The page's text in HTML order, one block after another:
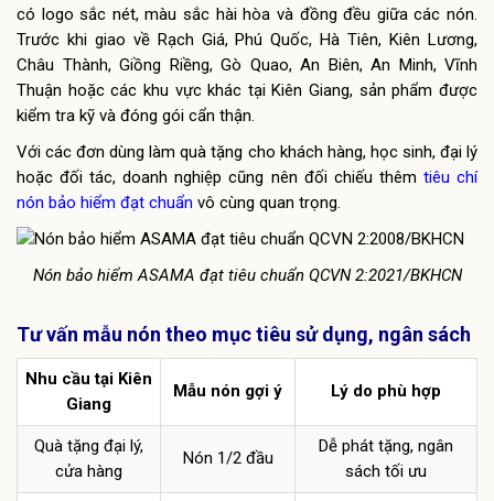
có logo sắc nét, màu sắc hài hòa và đồng đều giữa các nón.
Trước khi giao về Rạch Giá, Phú Quốc, Hà Tiên, Kiên Lương,
Châu Thành, Giồng Riềng, Gò Quao, An Biên, An Minh, Vĩnh
Thuận hoặc các khu vực khác tại Kiên Giang, sản phẩm được
kiểm tra kỹ và đóng gói cẩn thận.
Với các đơn dùng làm quà tặng cho khách hàng, học sinh, đại lý
hoặc đối tác, doanh nghiệp cũng nên đối chiếu thêm tiêu chí
nón bảo hiểm đạt chuẩn vô cùng quan trọng.
Nón bảo hiểm ASAMA đạt tiêu chuẩn QCVN 2:2021/BKHCN
Tư vấn mẫu nón theo mục tiêu sử dụng, ngân sách
Nhu cầu tại Kiên
Giang
Mẫu nón gợi ý Lý do phù hợp
Quà tặng đại lý,
cửa hàng
Nón 1/2 đầu
Dễ phát tặng, ngân
sách tối ưu